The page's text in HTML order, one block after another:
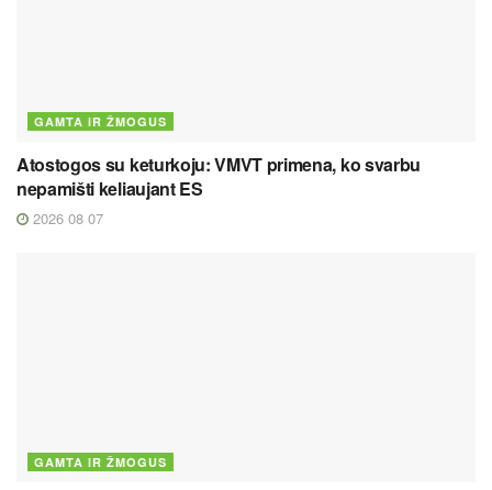
GAMTA IR ŽMOGUS
Atostogos su keturkoju: VMVT primena, ko svarbu
nepamišti keliaujant ES
2026 08 07
GAMTA IR ŽMOGUS